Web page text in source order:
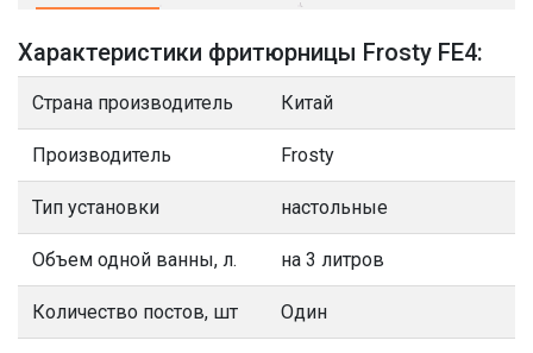
Характеристики фритюрницы Frosty FE4:
Страна производитель Китай
Производитель Frosty
Тип установки настольные
Объем одной ванны, л. на 3 литров
Количество постов, шт Один